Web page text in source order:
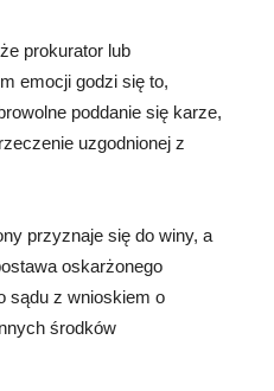
prokurator lub
emocji godzi się to,
poddanie się karze,
uzgodnionej z
przyznaje się do winy, a
oskarżonego
sądu z wnioskiem o
środków